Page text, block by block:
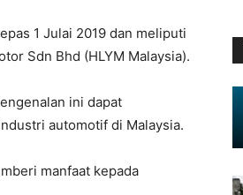
1 Julai 2019 dan meliputi
Sdn Bhd (HLYM Malaysia).
ini dapat
automotif di Malaysia.
manfaat kepada